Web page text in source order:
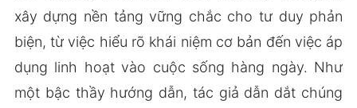
xây dựng nền tảng vững chắc cho tư duy phản
biện, từ việc hiểu rõ khái niệm cơ bản đến việc áp
dụng linh hoạt vào cuộc sống hàng ngày. Như
một bậc thầy hướng dẫn, tác giả dẫn dắt chúng